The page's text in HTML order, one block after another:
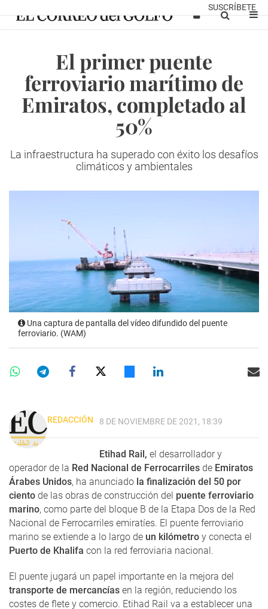
SUSCRÍBETE
El primer puente
ferroviario marítimo de
Emiratos, completado al
50%
La infraestructura ha superado con éxito los desafíos
climáticos y ambientales
Una captura de pantalla del vídeo difundido del puente
ferroviario. (WAM)
REDACCIÓN 8 DE NOVIEMBRE DE 2021, 18:39
Etihad Rail, el desarrollador y
operador de la Red Nacional de Ferrocarriles de Emiratos
Árabes Unidos, ha anunciado la finalización del 50 por
ciento de las obras de construcción del puente ferroviario
marino, como parte del bloque B de la Etapa Dos de la Red
Nacional de Ferrocarriles emiratíes. El puente ferroviario
marino se extiende a lo largo de un kilómetro y conecta el
Puerto de Khalifa con la red ferroviaria nacional.
El puente jugará un papel importante en la mejora del
transporte de mercancías en la región, reduciendo los
costes de flete y comercio. Etihad Rail va a establecer una